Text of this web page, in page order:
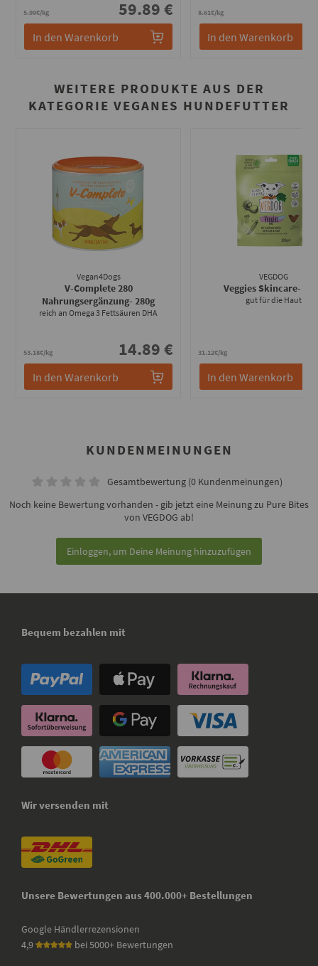
5.99€/kg 59.89 €
In den Warenkorb
8.61€/kg
In den Warenkorb
WEITERE PRODUKTE AUS DER
KATEGORIE VEGANES HUNDEFUTTER
Vegan4Dogs
V-Complete 280
Nahrungsergänzung- 280g
reich an Omega 3 Fettsäuren DHA
53.18€/kg 14.89 €
In den Warenkorb
VEGDOG
Veggies Skincare-
gut für die Haut
31.12€/kg
In den Warenkorb
KUNDENMEINUNGEN
Gesamtbewertung (0 Kundenmeinungen)
Noch keine Bewertung vorhanden - gib jetzt eine Meinung zu Pure Bites
von VEGDOG ab!
Einloggen, um Deine Meinung hinzuzufügen
Bequem bezahlen mit
Wir versenden mit
Unsere Bewertungen aus 400.000+ Bestellungen
Google Händlerrezensionen
4,9
bei 5000+ Bewertungen